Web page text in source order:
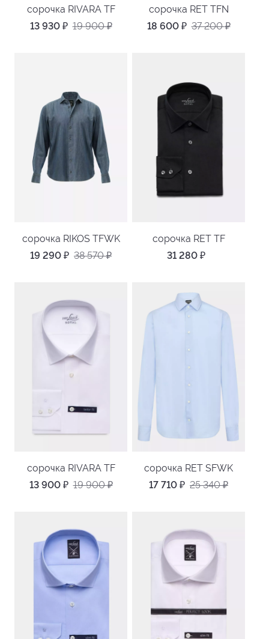
сорочка RIVARA TF
13 930 ₽ 19 900₽
сорочка RET TFN
18 600 ₽ 37 200₽
сорочка RIKOS TFWK
19 290 ₽ 38 570₽
сорочка RET TF
31 280 ₽
сорочка RIVARA TF
13 900 ₽ 19 900₽
сорочка RET SFWK
17 710 ₽ 25 340₽